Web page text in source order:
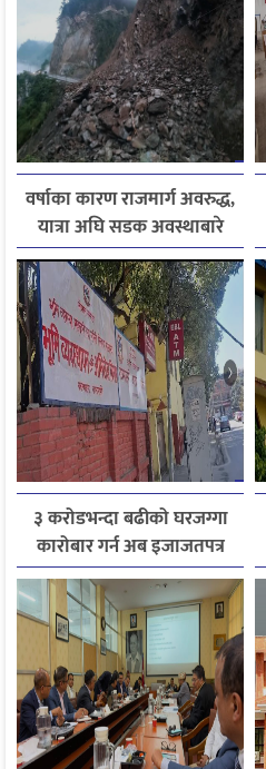
वर्षाका कारण राजमार्ग अवरुद्ध,
यात्रा अघि सडक अवस्थाबारे
जानकारी लिन आग्रह
३ करोडभन्दा बढीको घरजग्गा
कारोबार गर्न अब इजाजतपत्र
अनिवार्य